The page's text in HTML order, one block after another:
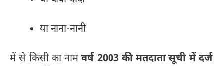
या नाना-नानी
में से किसी का नामवर्ष 2003 की मतदाता सूची में दर्ज